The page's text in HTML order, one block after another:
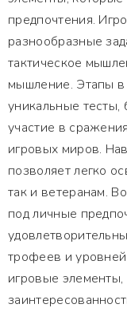
предпочтения.
разнообразные
тактическое
мышление. Этапы
уникальные тесты,
участие в
игровых миров.
позволяет легко
так и ветеранам.
под личные
трофеев и уровней
игровые